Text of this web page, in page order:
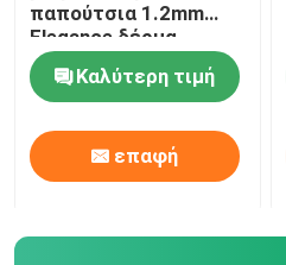
παπούτσια 1.2mm
Elegance δέρμα
κροκοδείλου
Καλύτερη τιμή
επαφή